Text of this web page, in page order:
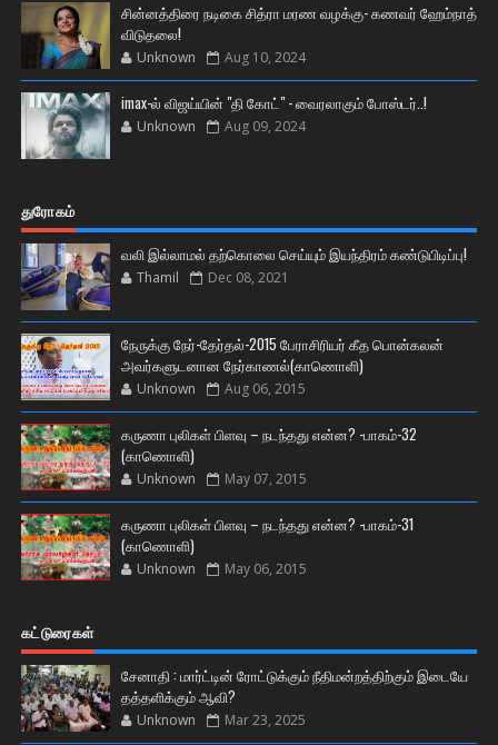
சின்னத்திரை நடிகை சித்ரா மரண வழக்கு- கணவர் ஹேம்நாத்
விடுதலை!
Unknown Aug 10, 2024
imax-ல் விஜய்யின் "தி கோட்" - வைரலாகும் போஸ்டர்..!
Unknown Aug 09, 2024
துரோகம்
வலி இல்லாமல் தற்கொலை செய்யும் இயந்திரம் கண்டுபிடிப்பு!
Thamil Dec 08, 2021
நேருக்கு நேர்-தேர்தல்-2015 பேராசிரியர் கீத பொன்கலன்
அவர்களுடனான நேர்காணல்(காணொளி)
Unknown Aug 06, 2015
கருணா புலிகள் பிளவு – நடந்தது என்ன? -பாகம்-32
(காணொளி)
Unknown May 07, 2015
கருணா புலிகள் பிளவு – நடந்தது என்ன? -பாகம்-31
(காணொளி)
Unknown May 06, 2015
கட்டுரைகள்
சேனாதி : மார்ட்டின் ரோட்டுக்கும் நீதிமன்றத்திற்கும் இடையே
தத்தளிக்கும் ஆவி?
Unknown Mar 23, 2025